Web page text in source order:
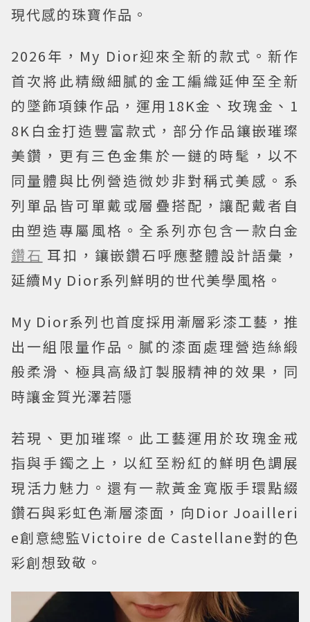
現代感的珠寶作品。
2026年，My Dior迎來全新的款式。新作
首次將此精緻細膩的金工編織延伸至全新
的墜飾項鍊作品，運用18K金、玫瑰金、1
8K白金打造豐富款式，部分作品鑲嵌璀璨
美鑽，更有三色金集於一鏈的時髦，以不
同量體與比例營造微妙非對稱式美感。系
列單品皆可單戴或層疊搭配，讓配戴者自
由塑造專屬風格。全系列亦包含一款白金
鑽石 耳扣，鑲嵌鑽石呼應整體設計語彙，
延續My Dior系列鮮明的世代美學風格。
My Dior系列也首度採用漸層彩漆工藝，推
出一組限量作品。膩的漆面處理營造絲緞
般柔滑、極具高級訂製服精神的效果，同
時讓金質光澤若隱
若現、更加璀璨。此工藝運用於玫瑰金戒
指與手鐲之上，以紅至粉紅的鮮明色調展
現活力魅力。還有一款黃金寬版手環點綴
鑽石與彩虹色漸層漆面，向Dior Joailleri
e創意總監Victoire de Castellane對的色
彩創想致敬。